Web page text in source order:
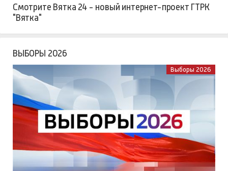
Смотрите Вятка 24 - новый интернет-проект ГТРК
"Вятка"
ВЫБОРЫ 2026
Выборы 2026